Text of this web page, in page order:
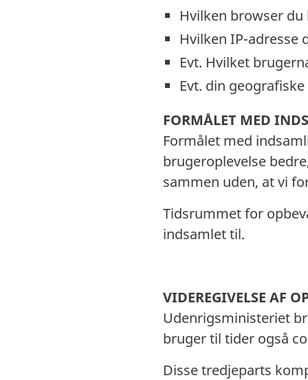
Hvilken browser
Hvilken IP-adresse
Evt. Hvilket
Evt. din
FORMÅLET MED
Formålet med
brugeroplevelse
sammen uden, at vi
Tidsrummet for
indsamlet til.
VIDEREGIVELSE AF
Udenrigsministeriet
bruger til tider også
Disse tredjeparts